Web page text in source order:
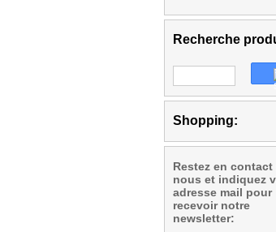
Recherche
Shopping:
Restez en contact
nous et indiquez
adresse mail pour
recevoir notre
newsletter: